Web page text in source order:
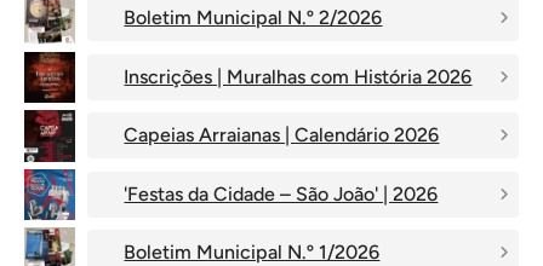
Boletim Municipal N.º 2/2026
Inscrições | Muralhas com História 2026
Capeias Arraianas | Calendário 2026
'Festas da Cidade – São João' | 2026
Boletim Municipal N.º 1/2026